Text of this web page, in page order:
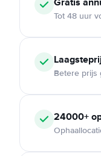
Tot 48 uur
Betere prijs
24000+